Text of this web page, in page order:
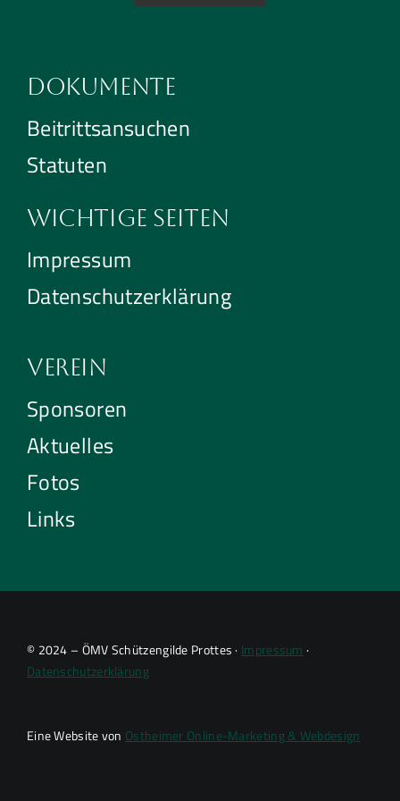
Dokumente
Beitrittsansuchen
Statuten
Wichtige Seiten
Impressum
Datenschutzerklärung
Verein
Sponsoren
Aktuelles
Fotos
Links
© 2024 – ÖMV Schützengilde Prottes · Impressum ·
Datenschutzerklärung
Eine Website von Ostheimer Online-Marketing & Webdesign